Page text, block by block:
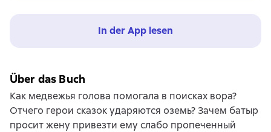
In der App lesen
Über das Buch
Как медвежья голова помогала в поисках вора?
Отчего герои сказок ударяются оземь? Зачем батыр
просит жену привезти ему слабо пропеченный